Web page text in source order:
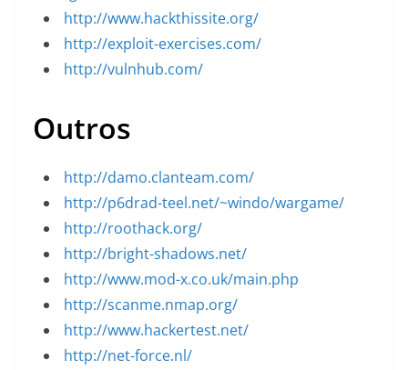
http://www.hackthissite.org/
http://exploit-exercises.com/
http://vulnhub.com/
Outros
http://damo.clanteam.com/
http://p6drad-teel.net/~windo/wargame/
http://roothack.org/
http://bright-shadows.net/
http://www.mod-x.co.uk/main.php
http://scanme.nmap.org/
http://www.hackertest.net/
http://net-force.nl/